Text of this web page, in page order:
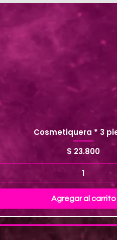
Cosmetiquera * 3
Precio
$ 23.800
Agregar al carrito